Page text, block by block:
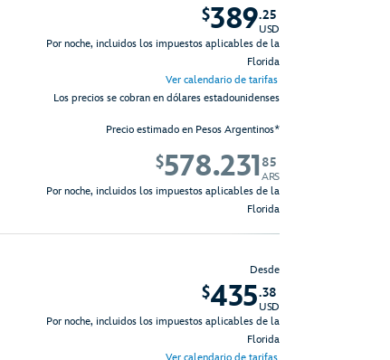
$389.25
USD
Por noche, incluidos los impuestos aplicables de la
Florida
Ver calendario de tarifas
Los precios se cobran en dólares estadounidenses
Precio estimado en Pesos Argentinos*
$578.23185
ARS
Por noche, incluidos los impuestos aplicables de la
Florida
Desde
$435.38
USD
Por noche, incluidos los impuestos aplicables de la
Florida